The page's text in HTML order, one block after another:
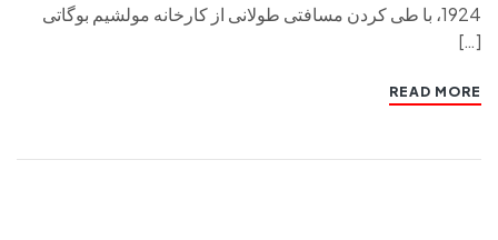
1924، با طی کردن مسافتی طولانی از کارخانه مولشیم بوگاتی
[…]
READ MORE